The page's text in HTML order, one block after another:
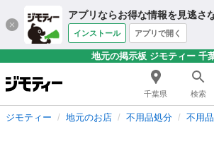
アプリならお得な情報を見逃さ
インストール アプリで開く
地元の掲示板 ジモティー 千
千葉県 検索
ジモティー 地元のお店 不用品処分 不用